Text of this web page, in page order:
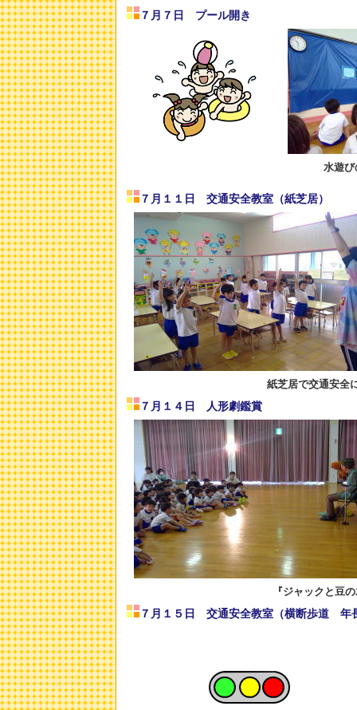
７月７日 プール開き
水遊び
７月１１日 交通安全教室（紙
紙芝居で交通安全
７月１４日 人形劇鑑賞
『ジャックと豆
７月１５日 交通安全教室（横断歩道 年